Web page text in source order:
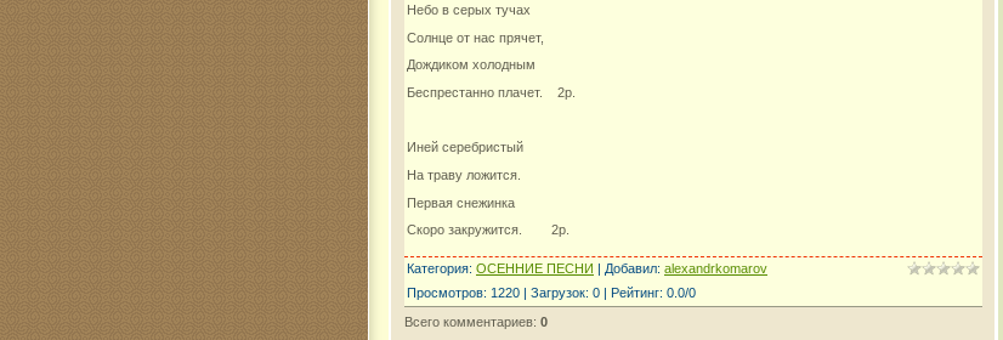
Небо в серых тучах
Солнце от нас прячет,
Дождиком холодным
Беспрестанно плачет. 2р.
Иней серебристый
На траву ложится.
Первая снежинка
Скоро закружится. 2р.
Категория: ОСЕННИЕ ПЕСНИ | Добавил: alexandrkomarov
Просмотров: 1220 | Загрузок: 0 | Рейтинг: 0.0/0
Всего комментариев: 0